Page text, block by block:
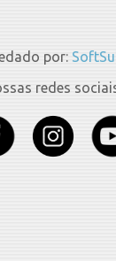
por:
redes